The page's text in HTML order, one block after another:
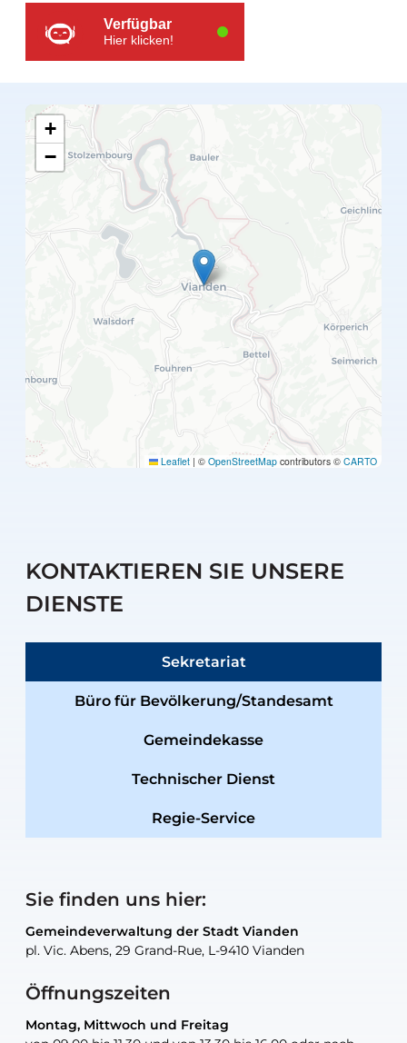
Verfügbar
Hier klicken!
+
−
Leaflet | © OpenStreetMap contributors © CARTO
KONTAKTIEREN SIE UNSERE
DIENSTE
Sekretariat
Büro für Bevölkerung/Standesamt
Gemeindekasse
Technischer Dienst
Regie-Service
Sie finden uns hier:
Gemeindeverwaltung der Stadt Vianden
pl. Vic. Abens, 29 Grand-Rue, L-9410 Vianden
Öffnungszeiten
Montag, Mittwoch und Freitag
Gemeindeverwaltung der Stadt Vianden
pl. Vic. Abens, 29 Grand-Rue, L-9410 Vianden
Montag, Mittwoch und Freitag
Gemeindeverwaltung der Stadt Vianden
pl. Vic. Abens, 29 Grand-Rue, L-9410 Vianden
nur nach Vereinbarung
Gemeindeverwaltung der Stadt Vianden
pl. Vic. Abens, 29 Grand-Rue, L-9410 Vianden
nur nach Vereinbarung
Gemeindewerkstatt der Stadt Vianden
30, rue Neugarten, L-9422 Vianden
nur nach Vereinbarung